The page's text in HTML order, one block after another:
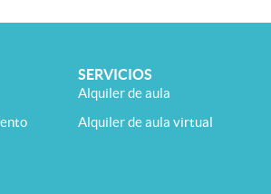
SERVICIOS
Alquiler de aula
Alquiler de aula virtual